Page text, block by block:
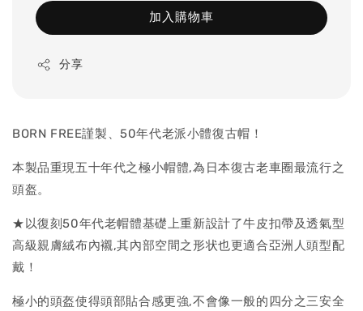
加入購物車
分享
BORN FREE謹製、50年代老派小體復古帽！
本製品重現五十年代之極小帽體,為日本復古老車圈最流行之
頭盔。
★以復刻50年代老帽體基礎上重新設計了牛皮扣帶及透氣型
高級親膚絨布內襯,其內部空間之形状也更適合亞洲人頭型配
戴！
極小的頭盔使得頭部貼合感更強,不會像一般的四分之三安全